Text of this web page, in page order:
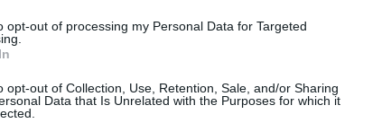
opt-out of processing my Personal Data for Targeted
opt-out of Collection, Use, Retention, Sale, and/or Sharing
Data that Is Unrelated with the Purposes for which it
stripe-visa-mastercard-amex-